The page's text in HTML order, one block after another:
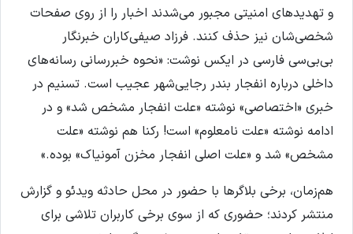
و تهدیدهای امنیتی مجبور می‌شدند اخبار را از روی صفحات
شخصی‌شان نیز حذف کنند. فرزاد صیفی‌‌کاران خبرنگار
بی‌بی‌سی فارسی در ایکس نوشت: «نحوه خبررسانی رسانه‌های
داخلی درباره انفجار بندر رجایی‌شهر عجیب است. تسنیم در
خبری «اختصاصی» نوشته «علت انفجار مشخص شد» و در
ادامه نوشته «علت نامعلوم» است! رکنا هم نوشته «علت
مشخص» شد و «علت اصلی انفجار مخزن آمونیاک» بوده.»
هم‌زمان، برخی بلاگرها با حضور در محل حادثه ویدئو و گزارش
منتشر کردند؛ حضوری که از سوی برخی کاربران تلاشی برای